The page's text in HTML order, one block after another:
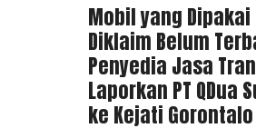
Mobil yang
Diklaim Belum
Penyedia Jasa
Laporkan PT QDua
ke Kejati Gorontalo